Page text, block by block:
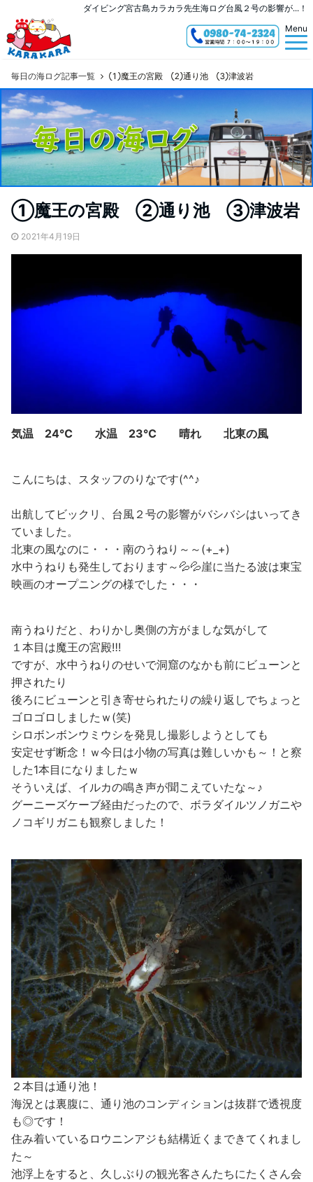
ダイビング宮古島カラカラ先生海ログ台風２号の影響が...！
Menu
毎日の海ログ記事一覧 ①魔王の宮殿 ②通り池 ③津波岩
①魔王の宮殿 ②通り池 ③津波岩
2021年4月19日
気温 24℃ 水温 23℃ 晴れ 北東の風
こんにちは、スタッフのりなです(^^♪
出航してビックリ、台風２号の影響がバシバシはいってき
ていました。
北東の風なのに・・・南のうねり～～(+_+)
水中うねりも発生しております～💦💦崖に当たる波は東宝
映画のオープニングの様でした・・・
南うねりだと、わりかし奥側の方がましな気がして
１本目は魔王の宮殿‼!
ですが、水中うねりのせいで洞窟のなかも前にビューンと
押されたり
後ろにビューンと引き寄せられたりの繰り返しでちょっと
ゴロゴロしましたｗ(笑)
シロボンボンウミウシを発見し撮影しようとしても
安定せず断念！ｗ今日は小物の写真は難しいかも～！と察
した1本目になりましたｗ
そういえば、イルカの鳴き声が聞こえていたな～♪
グーニーズケーブ経由だったので、ボラダイルツノガニや
ノコギリガニも観察しました！
２本目は通り池！
海況とは裏腹に、通り池のコンディションは抜群で透視度
も◎です！
住み着いているロウニンアジも結構近くまできてくれまし
た～
池浮上をすると、久しぶりの観光客さんたちにたくさん会